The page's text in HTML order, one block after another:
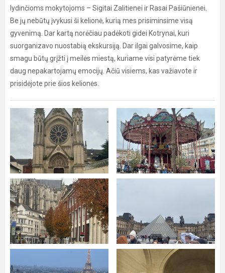
lydinčioms mokytojoms – Sigitai Zalitienei ir Rasai Pašiūnienei.
Be jų nebūtų įvykusi ši kelionė, kurią mes prisiminsime visą
gyvenimą. Dar kartą norėčiau padėkoti gidei Kotrynai, kuri
suorganizavo nuostabią ekskursiją. Dar ilgai galvosime, kaip
smagu būtų grįžti į meilės miestą, kuriame visi patyrėme tiek
daug nepakartojamų emocijų. Ačiū visiems, kas važiavote ir
prisidėjote prie šios kelionės.